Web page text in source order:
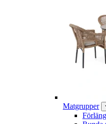
Matgrupper